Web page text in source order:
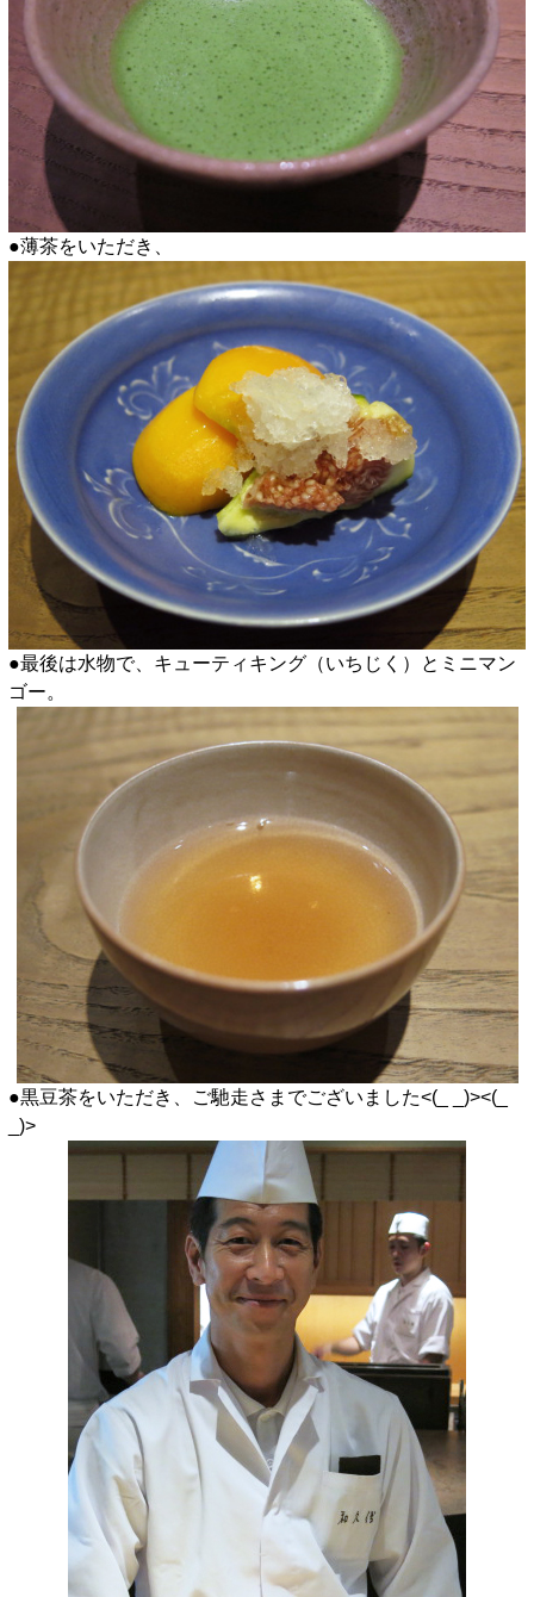
●薄茶をいただき、
●最後は水物で、キューティキング（いちじく）とミニマン
ゴー。
●黒豆茶をいただき、ご馳走さまでございました<(_ _)><(_
_)>